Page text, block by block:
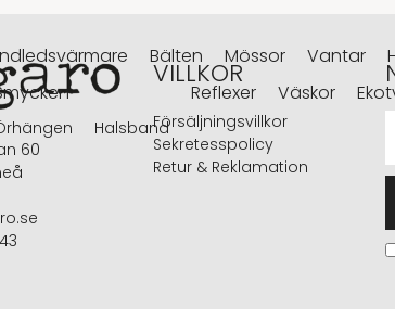
Bälten Mössor Vantar
Halsband
Reflexer Väskor
60
VILLKOR
Försäljningsvillkor
Sekretesspolicy
Retur & Reklamation